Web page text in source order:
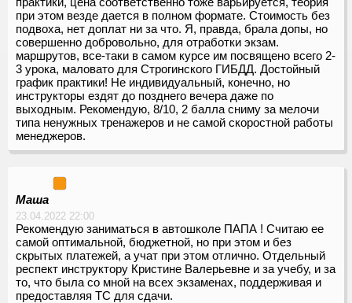
при этом везде дается в полном формате. Стоимость без
подвоха, нет доплат ни за что. Я, правда, брала допы, но
совершенно добровольно, для отработки экзам.
маршрутов, все-таки в самом курсе им посвящено всего 2-
3 урока, маловато для Строгинского ГИБДД. Достойный
график практики! Не индивидуальный, конечно, но
инструкторы ездят до позднего вечера даже по
выходным. Рекомендую, 8/10, 2 балла сниму за мелочи
типа ненужных тренажеров и не самой скоростной работы
менеджеров.
Маша
23.04.2022 22:00
Рекомендую заниматься в автошколе ПАПА ! Считаю ее
самой оптимальной, бюджетной, но при этом и без
скрытых платежей, а учат при этом отлично. Отдельный
респект инструктору Кристине Валерьевне и за учебу, и за
то, что была со мной на всех экзаменах, поддерживая и
предоставляя ТС для сдачи.